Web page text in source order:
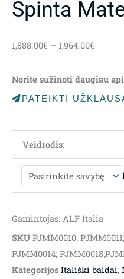
Spinta
1,888.00€ – 1,964.00€
Norite sužinoti daugiau
PATEIKTI
Veidrodis:
Gamintojas: ALF Italia
SKU PJMM0010;
PJMM0014;
Kategorijos Itališki baldai,